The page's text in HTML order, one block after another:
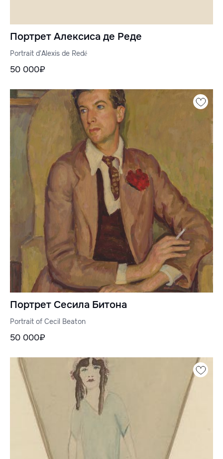
Портрет Алексиса де Реде
Portrait d'Alexis de Redé
50 000₽
Портрет Сесила Битона
Portrait of Cecil Beaton
50 000₽